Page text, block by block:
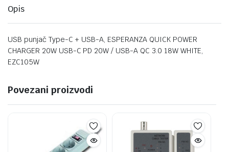
Opis
USB punjač Type-C + USB-A, ESPERANZA QUICK POWER
CHARGER 20W USB-C PD 20W / USB-A QC 3.0 18W WHITE,
EZC105W
Povezani proizvodi